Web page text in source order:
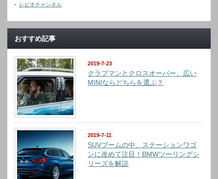
レピオチャンネル
おすすめ記事
2019-7-23
クラブマンとクロスオーバー、広い
MINIならどちらを選ぶ？
2019-7-11
SUVブームの中、ステーションワゴ
ンに改めて注目！BMWツーリングシ
リーズを解説